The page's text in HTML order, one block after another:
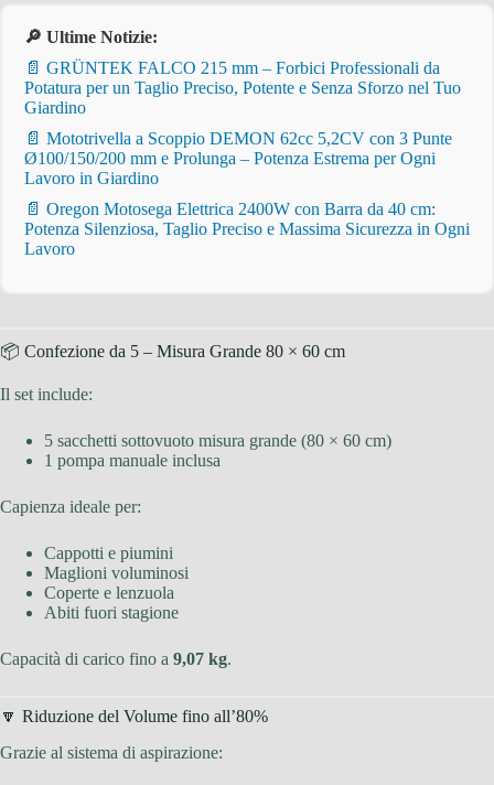
🔎 Ultime Notizie:
📄 GRÜNTEK FALCO 215 mm – Forbici Professionali da
Potatura per un Taglio Preciso, Potente e Senza Sforzo nel Tuo
Giardino
📄 Mototrivella a Scoppio DEMON 62cc 5,2CV con 3 Punte
Ø100/150/200 mm e Prolunga – Potenza Estrema per Ogni
Lavoro in Giardino
📄 Oregon Motosega Elettrica 2400W con Barra da 40 cm:
Potenza Silenziosa, Taglio Preciso e Massima Sicurezza in Ogni
Lavoro
📦 Confezione da 5 – Misura Grande 80 × 60 cm
Il set include:
5 sacchetti sottovuoto misura grande (80 × 60 cm)
1 pompa manuale inclusa
Capienza ideale per:
Cappotti e piumini
Maglioni voluminosi
Coperte e lenzuola
Abiti fuori stagione
Capacità di carico fino a 9,07 kg.
🔽 Riduzione del Volume fino all’80%
Grazie al sistema di aspirazione: